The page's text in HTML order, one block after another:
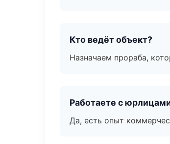
Кто ведёт объект?
Назначаем прораба,
Работаете с
Да, есть опыт